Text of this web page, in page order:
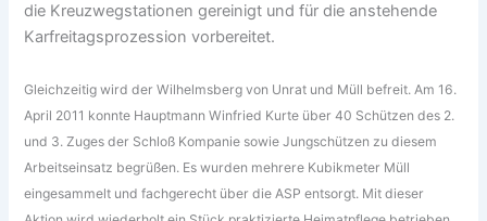
die Kreuzwegstationen gereinigt und für die anstehende
Karfreitagsprozession vorbereitet.
Gleichzeitig wird der Wilhelmsberg von Unrat und Müll befreit. Am 16.
April 2011 konnte Hauptmann Winfried Kurte über 40 Schützen des 2.
und 3. Zuges der Schloß Kompanie sowie Jungschützen zu diesem
Arbeitseinsatz begrüßen. Es wurden mehrere Kubikmeter Müll
eingesammelt und fachgerecht über die ASP entsorgt. Mit dieser